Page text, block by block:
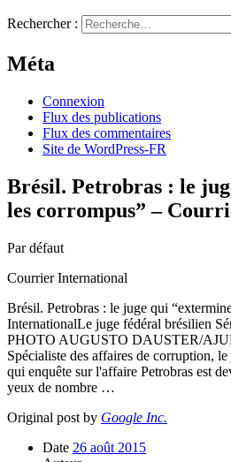
Rechercher :
Méta
Connexion
Flux des publications
Flux des commentaires
Site de WordPress-FR
Brésil. Petrobras : le
les corrompus” –
Par défaut
Courrier International
Brésil. Petrobras : le juge qui
InternationalLe juge fédéral brésilien
PHOTO AUGUSTO DAUSTER/
Spécialiste des affaires de corruption,
qui enquête sur l'affaire Petrobras est
yeux de nombre …
Original post by Google Inc.
Date 26 août 2015